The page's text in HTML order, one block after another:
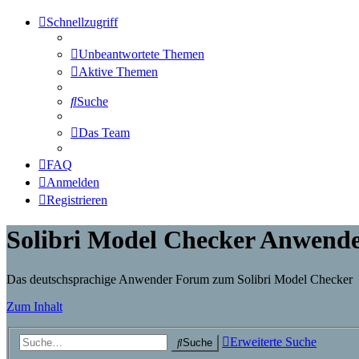
Schnellzugriff
Unbeantwortete Themen
Aktive Themen
Suche
Das Team
FAQ
Anmelden
Registrieren
Solibri Model Checker
Das deutschsprachige Anwender Forum zum Solibri Model Checker
Zum Inhalt
Suche Erweiterte Suche